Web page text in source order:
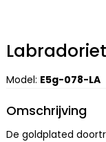
Model: E5g-078-LA
Omschrijving
De goldplated